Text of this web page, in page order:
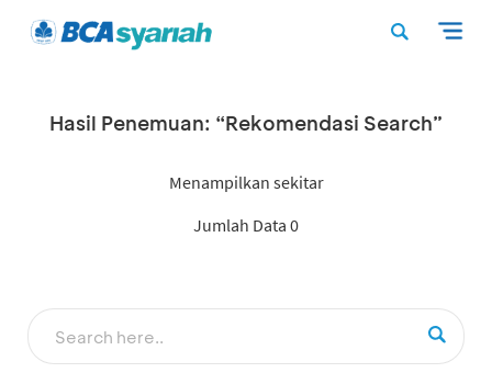
Hasil Penemuan: “Rekomendasi Search”
Menampilkan sekitar
Jumlah Data 0